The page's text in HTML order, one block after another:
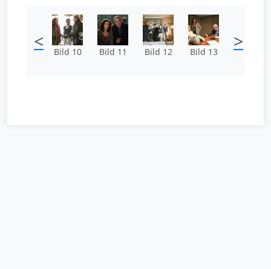
< Bild 10 Bild 11 Bild 12 Bild 13 >